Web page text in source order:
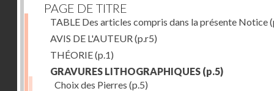
PAGE DE TITRE
TABLE Des articles compris dans la présente Notice
AVIS DE L'AUTEUR (p.r5)
THÉORIE(p.1)
GRAVURES LITHOGRAPHIQUES (p.5)
Choix des Pierres (p.5)